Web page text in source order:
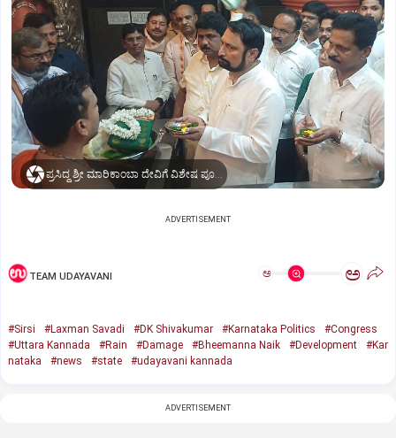
ಪ್ರಸಿದ್ಧ ಶ್ರೀ ಮಾರಿಕಾಂಬಾ ದೇವಿಗೆ ವಿಶೇಷ ಪೂಜೆ ಸಲ್ಲಿಸಿದ ಶಾಸಕ ಲಕ್ಷ್ಮಣ ಸವದಿ
ADVERTISEMENT
TEAM UDAYAVANI ಅ ಅ
#Sirsi #Laxman Savadi #DK Shivakumar #Karnataka Politics
#Congress
#Uttara Kannada
#Rain #Damage #Bheemanna Naik #Development
#Kar
nataka
#news #state #udayavani kannada
ADVERTISEMENT